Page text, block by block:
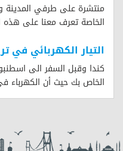
منتشرة على طرفي المدينة
الخاصة تعرف معنا على هذه
التيار الكهربائي في
كندا وقبل السفر الى
الخاص بك حيث أن الكهرباء